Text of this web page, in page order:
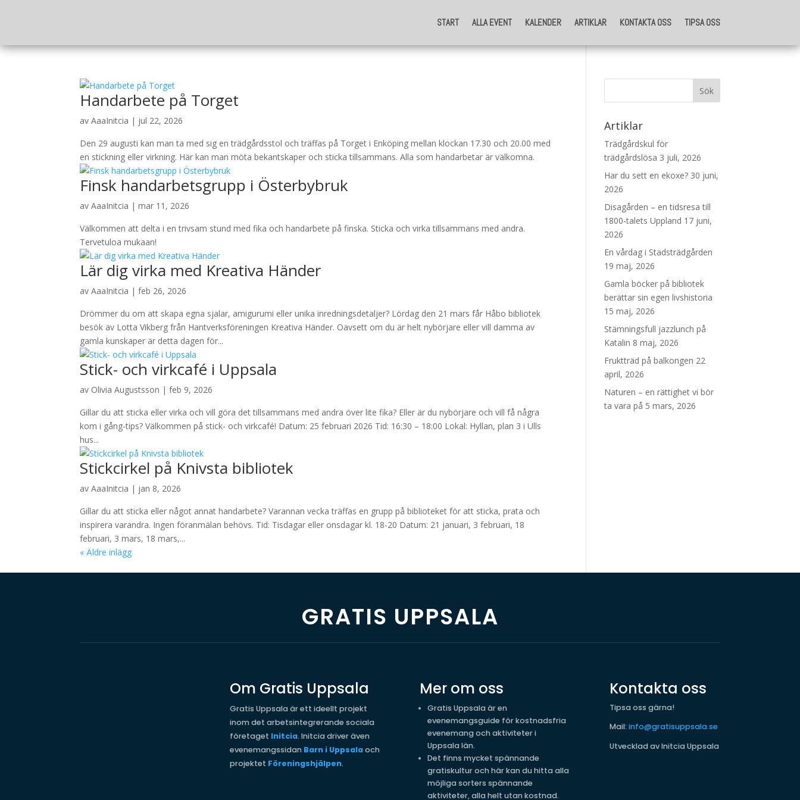
START ALLA EVENT KALENDER ARTIKLAR KONTAKTA OSS TIPSA OSS
START ALLA EVENT KALENDER ARTIKLAR KONTAKTA OSS TIPSA OSS
Handarbete på Torget
avAaaInitcia | jul 22, 2026
Den 29 augusti kan man ta med sig en trädgårdsstol och träffas på Torget i Enköping mellan klockan 17.30 och 20.00 med
en stickning eller virkning. Här kan man möta bekantskaper och sticka tillsammans. Alla som handarbetar är välkomna.
Finsk handarbetsgrupp i Österbybruk
avAaaInitcia |mar 11, 2026
Välkommen att delta i en trivsam stund med fika och handarbete på finska. Sticka och virka tillsammans med andra.
Tervetuloa mukaan!
Lär dig virka med Kreativa Händer
avAaaInitcia |feb 26, 2026
Drömmer du om att skapa egna sjalar, amigurumi eller unika inredningsdetaljer? Lördag den 21 mars får Håbo bibliotek
besök av Lotta Vikberg från Hantverksföreningen Kreativa Händer. Oavsett om du är helt nybörjare eller vill damma av
gamla kunskaper är detta dagen för...
Stick- och virkcafé i Uppsala
av Olivia Augustsson |feb 9, 2026
Gillar du att sticka eller virka och vill göra det tillsammans med andra över lite fika? Eller är du nybörjare och vill få några
kom i gång-tips? Välkommen på stick- och virkcafé! Datum: 25 februari 2026 Tid: 16:30 – 18:00 Lokal: Hyllan, plan 3 i Ulls
hus...
Stickcirkel på Knivsta bibliotek
avAaaInitcia | jan 8, 2026
Gillar du att sticka eller något annat handarbete? Varannan vecka träffas en grupp på biblioteket för att sticka, prata och
inspirera varandra. Ingen föranmälan behövs. Tid: Tisdagar eller onsdagar kl. 18-20 Datum: 21 januari, 3 februari, 18
februari, 3 mars, 18 mars,...
« Äldre inlägg
Artiklar
Trädgårdskul för
trädgårdslösa 3 juli, 2026
Har du sett en ekoxe? 30 juni,
2026
Disagården – en tidsresa till
1800-talets Uppland 17 juni,
2026
En vårdag i Stadsträdgården
19 maj, 2026
Gamla böcker på bibliotek
berättar sin egen livshistoria
15 maj, 2026
Stämningsfull jazzlunch på
Katalin 8 maj, 2026
Fruktträd på balkongen 22
april, 2026
Naturen – en rättighet vi bör
ta vara på 5 mars, 2026
GRATIS UPPSALA
Om Gratis Uppsala
Gratis Uppsala är ett ideellt projekt
inom det arbetsintegrerande sociala
företaget Initcia. Initcia driver även
evenemangssidan Barn i Uppsalaoch
projektet Föreningshjälpen.
Mer om oss
Gratis Uppsala är en
evenemangsguide för kostnadsfria
evenemang och aktiviteter i
Uppsala län.
Det finns mycket spännande
gratiskultur och här kan du hitta alla
möjliga sorters spännande
aktiviteter, alla helt utan kostnad.
Kontakta oss
Tipsa oss gärna!
Mail:info@gratisuppsala.se
Utvecklad av Initcia Uppsala